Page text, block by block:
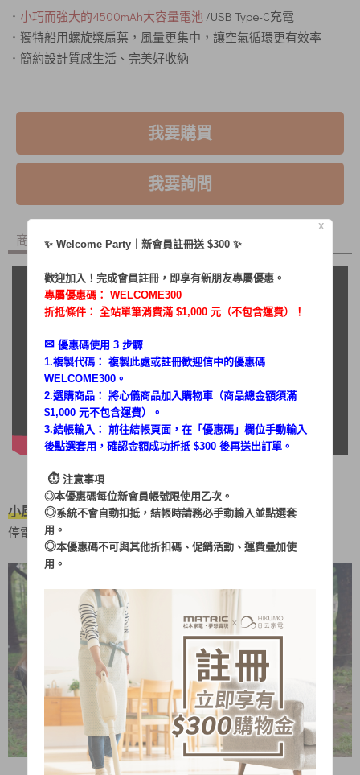
． 小巧而強大的4500mAh大容量電池/USB Type-C充電
．獨特船用螺旋槳扇葉，風量更集中，讓空氣循環更有效率
．簡約設計質感生活、完美好收納
我要購買
我要詢問
商品內容 商品討論
小風扇也有 大 風 力
停電不驚慌
X
✨ Welcome Party｜新會員註冊送 $300 ✨
歡迎加入！完成會員註冊，即享有新朋友專屬優惠。
專屬優惠碼： WELCOME300
折抵條件： 全站單筆消費滿 $1,000 元（不包含運費）！
✉︎ 優惠碼使用 3 步驟
1.複製代碼： 複製此處或註冊歡迎信中的優惠碼
WELCOME300。
2.選購商品： 將心儀商品加入購物車（商品總金額須滿
$1,000 元不包含運費）。
3.結帳輸入： 前往結帳頁面，在「 優惠碼 」欄位手動輸入
後點選套用，確認金額成功折抵 $300 後再送出訂單。
⏱︎ 注意事項
◎本優惠碼每位新會員帳號限使用乙次。
◎系統不會自動扣抵，結帳時請務必手動輸入並點選套
用。
◎本優惠碼不可與其他折扣碼、促銷活動、運費疊加使
用。